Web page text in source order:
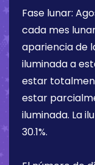
Fase lunar:
cada mes
apariencia de
iluminada a
estar
estar
iluminada. La
30.1%.